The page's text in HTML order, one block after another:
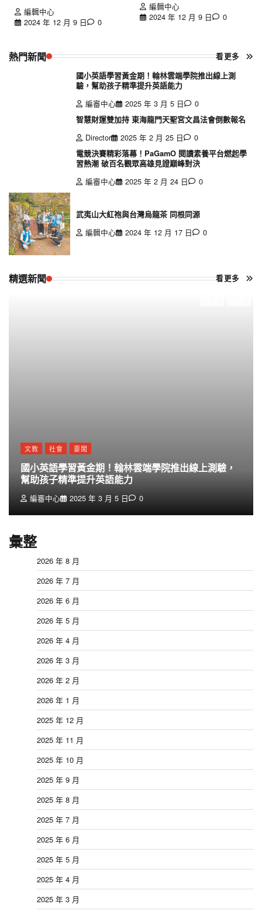
編輯中心
2024 年 12 月 9 日
0
編輯中心
2024 年 12 月 9 日
0
熱門新聞 看更多
國小英語學習黃金期！翰林雲端學院推出線上測
驗，幫助孩子精準提升英語能力
編審中心
2025 年 3 月 5 日
0
智慧財運雙加持 東海龍門天聖宮文昌法會倒數報名
Director
2025 年 2 月 25 日
0
電競決賽精彩落幕！PaGamO 閱讀素養平台燃起學
習熱潮 破百名觀眾高雄見證巔峰對決
編審中心
2025 年 2 月 24 日 0
武夷山大紅袍與台灣烏龍茶 同根同源
編輯中心
2024 年 12 月 17 日 0
精選新聞 看更多
文教 社會 要聞
國小英語學習黃金期！翰林雲端學院推出線上測驗，
幫助孩子精準提升英語能力
編審中心 2025 年 3 月 5 日 0
彙整
2026 年 8 月
2026 年 7 月
2026 年 6 月
2026 年 5 月
2026 年 4 月
2026 年 3 月
2026 年 2 月
2026 年 1 月
2025 年 12 月
2025 年 11 月
2025 年 10 月
2025 年 9 月
2025 年 8 月
2025 年 7 月
2025 年 6 月
2025 年 5 月
2025 年 4 月
2025 年 3 月